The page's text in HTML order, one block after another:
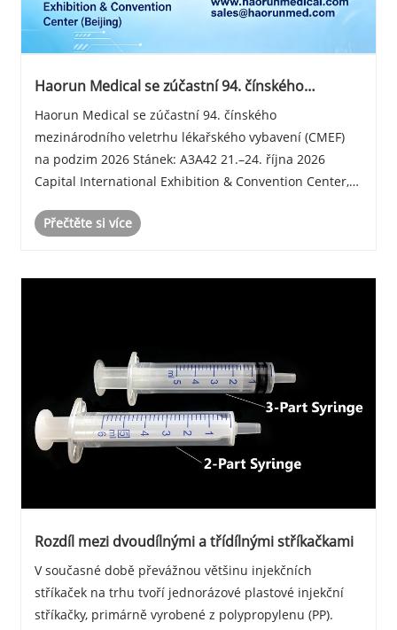
Haorun Medical se zúčastní 94. čínského
(CMEF) na podzim 2026
Haorun Medical se zúčastní 94. čínského
mezinárodního veletrhu lékařského vybavení (CMEF)
na podzim 2026 Stánek: A3A42 21.–24. října 2026
Capital International Exhibition & Convention Center,
Přečtěte si více
Rozdíl mezi dvoudílnými a třídílnými stříkačkami
V současné době převážnou většinu injekčních
stříkaček na trhu tvoří jednorázové plastové injekční
stříkačky, primárně vyrobené z polypropylenu (PP).